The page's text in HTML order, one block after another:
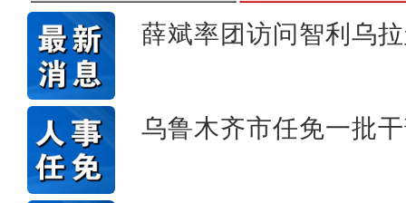
薛斌率团访问智利乌
乌鲁木齐市任免一批